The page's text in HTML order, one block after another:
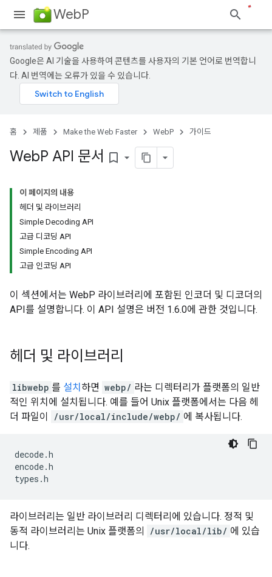
WebP
Google은 AI 기술을 사용하여 콘텐츠를 사용자의 기본 언어로 번역합니
다. AI 번역에는 오류가 있을 수 있습니다.
홈 제품 Make the Web Faster WebP 가이드
WebP API 문서 bookmark_border
이 페이지의 내용
헤더 및 라이브러리
Simple Decoding API
고급 디코딩 API
Simple Encoding API
고급 인코딩 API
이 섹션에서는 WebP 라이브러리에 포함된 인코더 및 디코더의
API를 설명합니다. 이 API 설명은 버전 1.6.0에 관한 것입니다.
헤더 및 라이브러리
libwebp 를 설치 하면 webp/ 라는 디렉터리가 플랫폼의 일반
적인 위치에 설치됩니다. 예를 들어 Unix 플랫폼에서는 다음 헤
더 파일이
/usr/local/include/webp/ 에 복사됩니다.
decode.h
encode.h
types .h
라이브러리는 일반 라이브러리 디렉터리에 있습니다. 정적 및
동적 라이브러리는 Unix 플랫폼의
/usr/local/lib/ 에 있습
니다.